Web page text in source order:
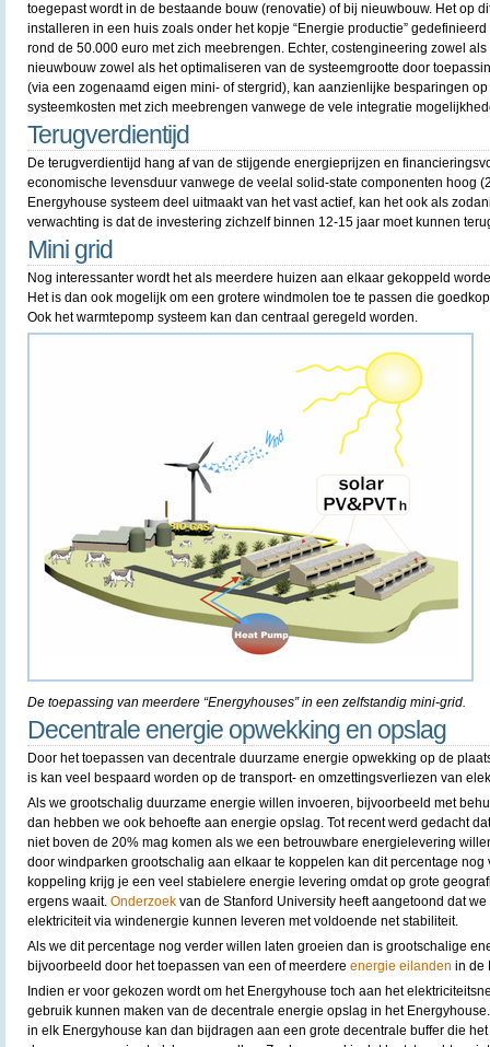
toegepast wordt in de bestaande bouw (renovatie) of bij nieuwbouw. Het op
installeren in een huis zoals onder het kopje “Energie productie”
rond de 50.000 euro met zich meebrengen. Echter, costengineering zowel
nieuwbouw zowel als het optimaliseren van de systeemgrootte door
(via een zogenaamd eigen mini- of stergrid), kan aanzienlijke besparingen
systeemkosten met zich meebrengen vanwege de vele integratie
Terugverdientijd
De terugverdientijd hang af van de stijgende energieprijzen en
economische levensduur vanwege de veelal solid-state componenten hoog
Energyhouse systeem deel uitmaakt van het vast actief, kan het ook als
verwachting is dat de investering zichzelf binnen 12-15 jaar moet kunnen
Mini grid
Nog interessanter wordt het als meerdere huizen aan elkaar gekoppeld
Het is dan ook mogelijk om een grotere windmolen toe te passen die
Ook het warmtepomp systeem kan dan centraal geregeld worden.
De toepassing van meerdere “Energyhouses” in een zelfstandig mini-grid.
Decentrale energie opwekking en opslag
Door het toepassen van decentrale duurzame energie opwekking op de
is kan veel bespaard worden op de transport- en omzettingsverliezen van
Als we grootschalig duurzame energie willen invoeren, bijvoorbeeld met
dan hebben we ook behoefte aan energie opslag. Tot recent werd gedacht
niet boven de 20% mag komen als we een betrouwbare energielevering
door windparken grootschalig aan elkaar te koppelen kan dit percentage nog
koppeling krijg je een veel stabielere energie levering omdat op grote
ergens waait. Onderzoek van de Stanford University heeft aangetoond dat
elektriciteit via windenergie kunnen leveren met voldoende net stabiliteit.
Als we dit percentage nog verder willen laten groeien dan is grootschalige
bijvoorbeeld door het toepassen van een of meerdere energie eilanden in de
Indien er voor gekozen wordt om het Energyhouse toch aan het
gebruik kunnen maken van de decentrale energie opslag in het
in elk Energyhouse kan dan bijdragen aan een grote decentrale buffer die